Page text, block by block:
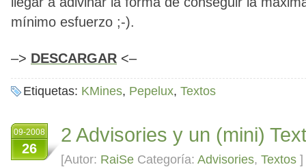
mínimo esfuerzo ;-).
–> DESCARGAR <–
Etiquetas: KMines, Pepelux, Textos
09-2008
26
2 Advisories y un (mini)
[Autor: RaiSe Categoría: Advisories, Textos ]